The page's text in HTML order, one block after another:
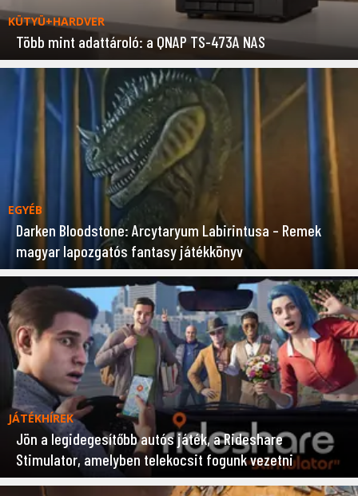
KÜTYÜ+HARDVER
Több mint adattároló: a QNAP TS-473A NAS
EGYÉB
Darken Bloodstone: Arcytaryum Labirintusa – Remek
magyar lapozgatós fantasy játékkönyv
JÁTÉKHÍREK
Jön a legidegesítőbb autós játék, a Rideshare
Stimulator, amelyben telekocsit fogunk vezetni